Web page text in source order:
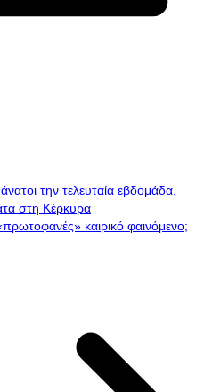
την τελευταία εβδομάδα,
στη Κέρκυρα
καιρικό φαινόμενο;